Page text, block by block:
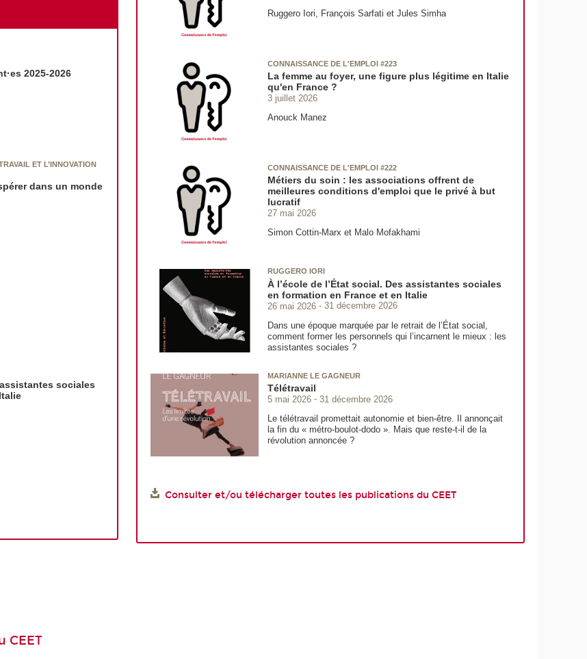
2025-2026
ET L’INNOVATION
dans un monde
sociales
CEET
Ruggero Iori, François Sarfati et Jules Simha
CONNAISSANCE DE L'EMPLOI #223
La femme au foyer, une figure plus légitime en Italie
qu'en France ?
3 juillet 2026
Anouck Manez
CONNAISSANCE DE L'EMPLOI #222
Métiers du soin : les associations offrent de
meilleures conditions d'emploi que le privé à but
lucratif
27 mai 2026
Simon Cottin-Marx et Malo Mofakhami
RUGGERO IORI
À l’école de l’État social. Des assistantes sociales
en formation en France et en Italie
26 mai 2026
31 décembre 2026
Dans une époque marquée par le retrait de l’État social,
comment former les personnels qui l’incarnent le mieux : les
assistantes sociales ?
MARIANNE LE GAGNEUR
Télétravail
5 mai 2026
31 décembre 2026
Le télétravail promettait autonomie et bien-être. Il annonçait
la fin du « métro-boulot-dodo ». Mais que reste-t-il de la
révolution annoncée ?
Consulter et/ou télécharger toutes les publications du CEET